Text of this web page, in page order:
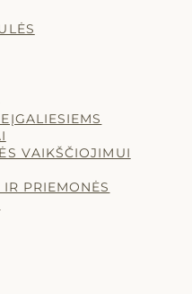
VAIKŠČIOJIMUI
PRIEMONĖS